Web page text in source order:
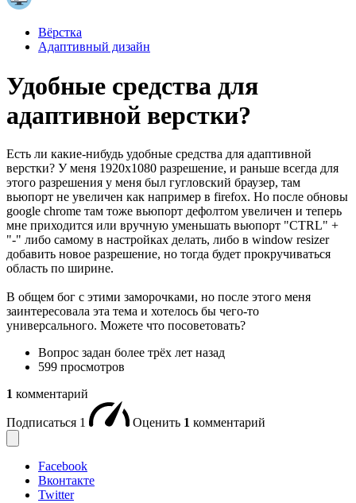
Вёрстка
Адаптивный дизайн
Удобные средства для
адаптивной верстки?
Есть ли какие-нибудь удобные средства для адаптивной
верстки? У меня 1920x1080 разрешение, и раньше всегда для
этого разрешения у меня был гугловский браузер, там
вьюпорт не увеличен как например в firefox. Но после обновы
google chrome там тоже вьюпорт дефолтом увеличен и теперь
мне приходится или вручную уменьшать вьюпорт "CTRL" +
"-" либо самому в настройках делать, либо в window resizer
добавить новое разрешение, но тогда будет прокручиваться
область по ширине.
В общем бог с этими заморочками, но после этого меня
заинтересовала эта тема и хотелось бы чего-то
универсального. Можете что посоветовать?
Вопрос задан более трёх лет назад
599 просмотров
1 комментарий
Подписаться 1 Оценить 1 комментарий
Facebook
Вконтакте
Twitter